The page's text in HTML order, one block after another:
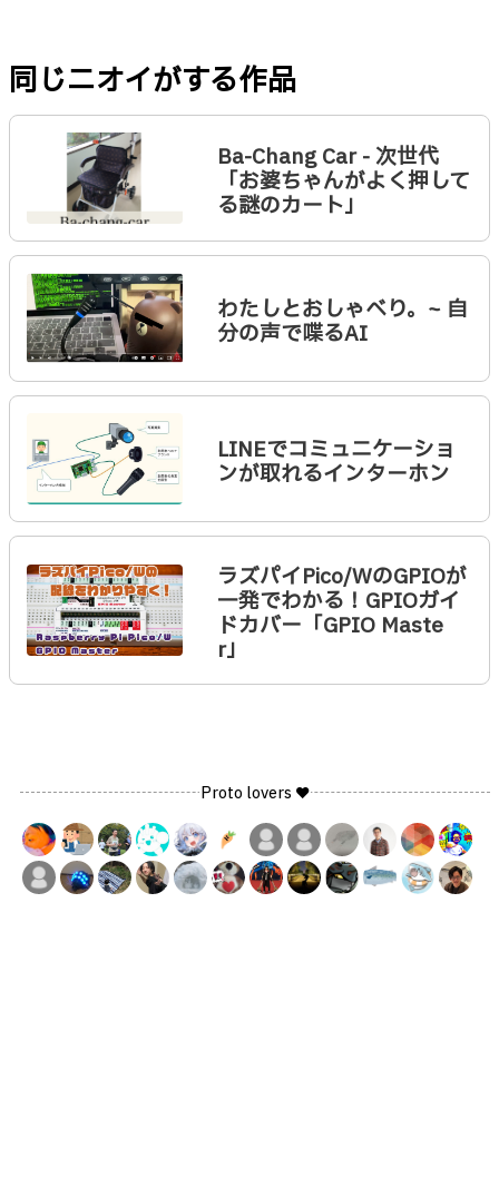
同じニオイがする作品
Ba-Chang Car - 次世代
「お婆ちゃんがよく押して
る謎のカート」
わたしとおしゃべり。~ 自
分の声で喋るAI
LINEでコミュニケーショ
ンが取れるインターホン
ラズパイPico/WのGPIOが
一発でわかる！GPIOガイ
ドカバー「GPIO Maste
r」
Proto lovers ♥